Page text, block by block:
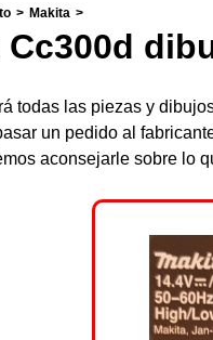
> Makita >
Cc300d
todas las piezas y
un pedido al
aconsejarle sobre lo